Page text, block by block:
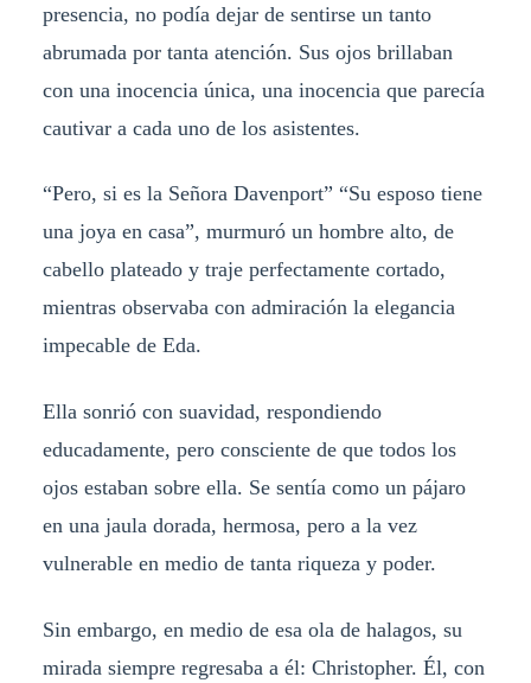
presencia, no podía dejar de sentirse un tanto
abrumada por tanta atención. Sus ojos brillaban
con una inocencia única, una inocencia que parecía
cautivar a cada uno de los asistentes.
“Pero, si es la Señora Davenport” “Su esposo tiene
una joya en casa”, murmuró un hombre alto, de
cabello plateado y traje perfectamente cortado,
mientras observaba con admiración la elegancia
impecable de Eda.
Ella sonrió con suavidad, respondiendo
educadamente, pero consciente de que todos los
ojos estaban sobre ella. Se sentía como un pájaro
en una jaula dorada, hermosa, pero a la vez
vulnerable en medio de tanta riqueza y poder.
Sin embargo, en medio de esa ola de halagos, su
mirada siempre regresaba a él: Christopher. Él, con